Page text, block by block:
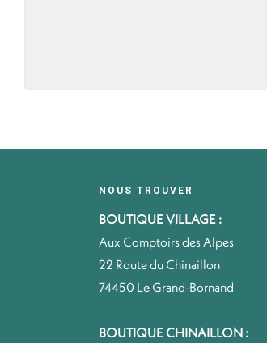
NOUS TROUVER
BOUTIQUE VILLAGE :
Aux Comptoirs des Alpes
22 Route du Chinaillon
74450 Le Grand-Bornand
BOUTIQUE CHINAILLON :